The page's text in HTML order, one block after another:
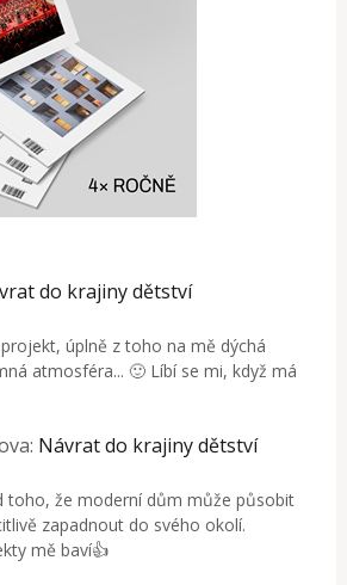
do krajiny dětství
úplně z toho na mě dýchá
atmosféra... 🙂 Líbí se mi, když má
: Návrat do krajiny dětství
toho, že moderní dům může působit
zapadnout do svého okolí.
mě baví👍